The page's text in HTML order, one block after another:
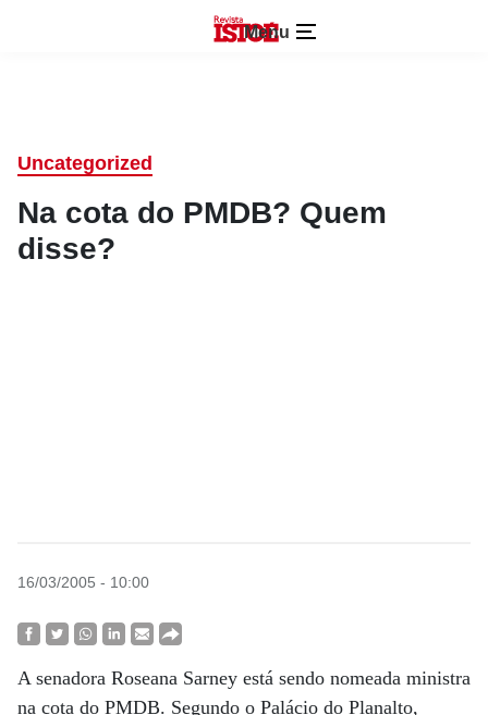
Menu
Uncategorized
Na cota do PMDB? Quem
disse?
16/03/2005 - 10:00
A senadora Roseana Sarney está sendo nomeada ministra
na cota do PMDB. Segundo o Palácio do Planalto,